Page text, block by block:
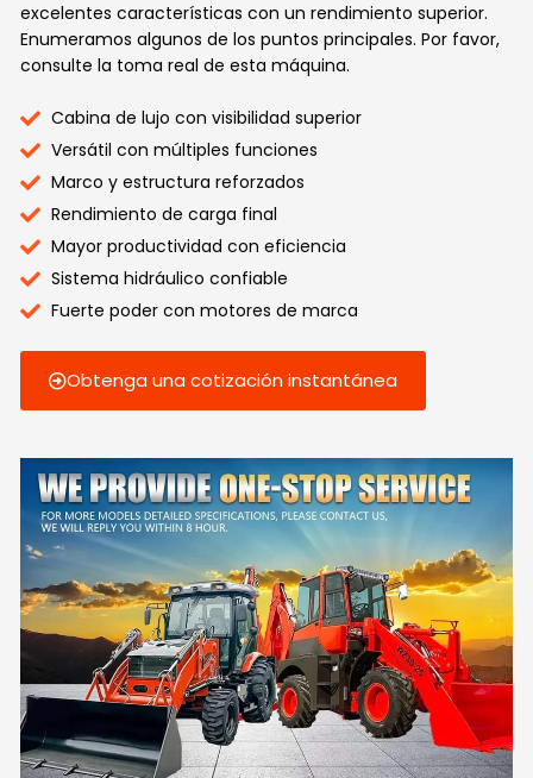
excelentes características con un rendimiento superior.
Enumeramos algunos de los puntos principales. Por favor,
consulte la toma real de esta máquina.
Cabina de lujo con visibilidad superior
Versátil con múltiples funciones
Marco y estructura reforzados
Rendimiento de carga final
Mayor productividad con eficiencia
Sistema hidráulico confiable
Fuerte poder con motores de marca
Obtenga una cotización instantánea